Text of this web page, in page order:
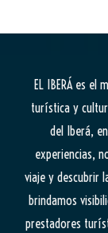
EL IBERÁes el
turística y
del Iberá,
experiencias,
viaje y descubrir
brindamos
prestadores